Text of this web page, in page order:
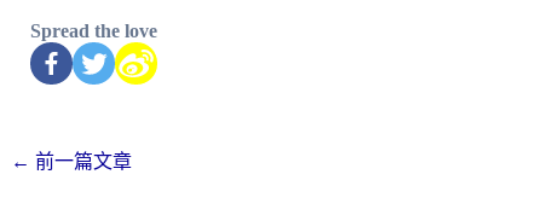
Spread the love
← 前一篇文章